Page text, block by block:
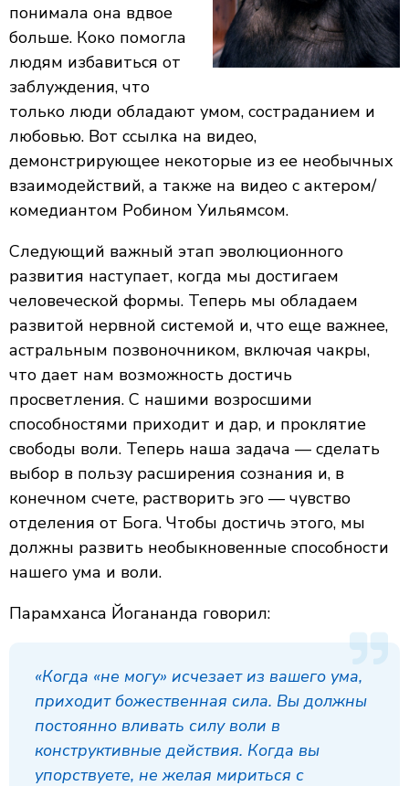
понимала она вдвое
больше. Коко помогла
людям избавиться от
заблуждения, что
только люди обладают умом, состраданием и
любовью. Вот ссылка на видео,
демонстрирующее некоторые из ее необычных
взаимодействий, а также на видео с актером/
комедиантом Робином Уильямсом.
Следующий важный этап эволюционного
развития наступает, когда мы достигаем
человеческой формы. Теперь мы обладаем
развитой нервной системой и, что еще важнее,
астральным позвоночником, включая чакры,
что дает нам возможность достичь
просветления. С нашими возросшими
способностями приходит и дар, и проклятие
свободы воли. Теперь наша задача — сделать
выбор в пользу расширения сознания и, в
конечном счете, растворить эго — чувство
отделения от Бога. Чтобы достичь этого, мы
должны развить необыкновенные способности
нашего ума и воли.
Парамханса Йогананда говорил:
«Когда «не могу» исчезает из вашего ума,
приходит божественная сила. Вы должны
постоянно вливать силу воли в
конструктивные действия. Когда вы
упорствуете, не желая мириться с